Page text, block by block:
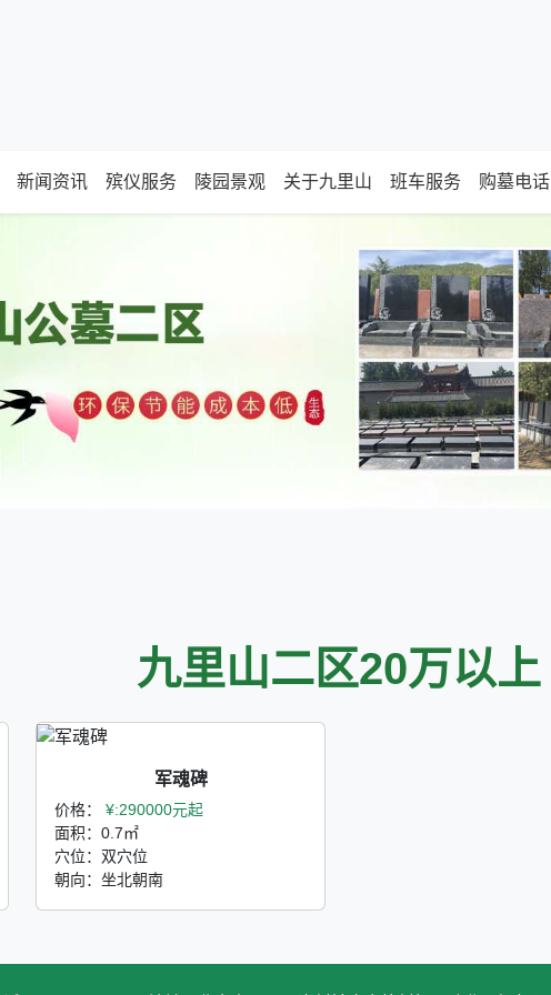
新闻资讯 殡仪服务 陵园景观 关于九里山 班车服务 购墓电话
九里山二区20万以上
军魂碑
价格：
¥:290000元起
面积：0.7㎡
穴位：双穴位
朝向：坐北朝南